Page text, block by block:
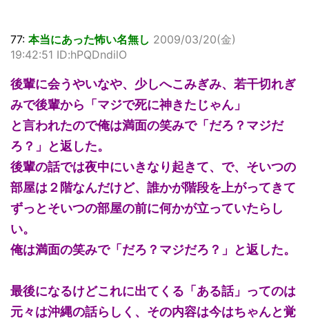
77: 本当にあった怖い名無し 2009/03/20(金)
19:42:51 ID:hPQDndilO
後輩に会うやいなや、少しへこみぎみ、若干切れぎ
みで後輩から「マジで死に神きたじゃん」
と言われたので俺は満面の笑みで「だろ？マジだ
ろ？」と返した。
後輩の話では夜中にいきなり起きて、で、そいつの
部屋は２階なんだけど、誰かが階段を上がってきて
ずっとそいつの部屋の前に何かが立っていたらし
い。
俺は満面の笑みで「だろ？マジだろ？」と返した。
最後になるけどこれに出てくる「ある話」ってのは
元々は沖縄の話らしく、その内容は今はちゃんと覚